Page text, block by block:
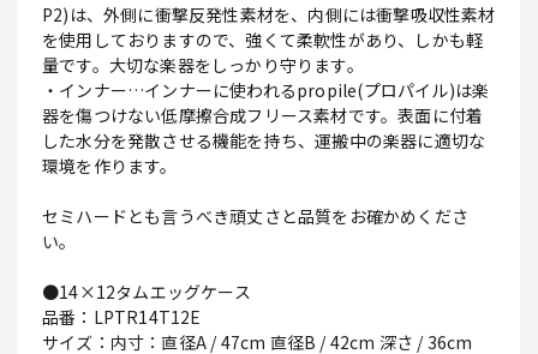
P2)は、外側に衝撃反発性素材を、内側には衝撃吸収性素材
を使用しておりますので、強くて柔軟性があり、しかも軽
量です。大切な楽器をしっかり守ります。
・インナー…インナーに使われるpropile(プロパイル)は楽
器を傷つけない低摩擦合成フリース素材です。表面に付着
した水分を発散させる機能を持ち、運搬中の楽器に適切な
環境を作ります。
セミハードとも言うべき頑丈さと品質をお確かめくださ
い。
●14×12タムエッグケース
品番：LPTR14T12E
サイズ：内寸：直径A / 47cm 直径B / 42cm 深さ / 36cm